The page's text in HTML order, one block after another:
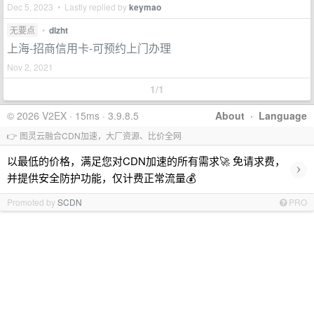
Dec 5, 2023 • Lastly replied bykeymao
无要点 • dlzht
上海-招商信用卡-可预约上门办理
Nov 2, 2021
1/1
About · Language
© 2026 V2EX · 15ms · 3.9.8.5
👉 图灵云融合CDN加速，大厂资源、比价全网
以最低的价格，满足您对CDN加速的所有需求🚀 免请求费，
并提供安全防护功能，仅计费正常流量💰
›
Promoted bySCDN PRO